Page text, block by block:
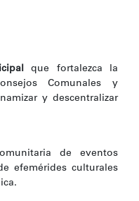
que fortalezca la
Comunales y
y descentralizar
de eventos
efemérides culturales